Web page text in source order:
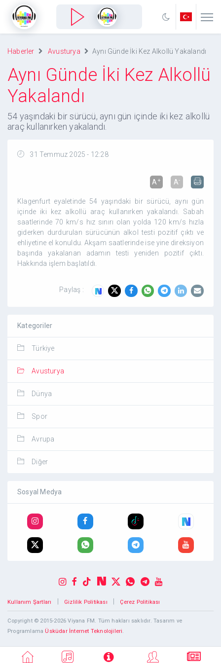
Haberler Avusturya Aynı Günde İki Kez Alkollü Yakalandı
Aynı Günde İki Kez Alkollü
Yakalandı
54 yaşındaki bir sürücü, aynı gün içinde iki kez alkollü
araç kullanırken yakalandı.
31 Temmuz 2025 - 12:28
A+ A-
Klagenfurt eyaletinde 54 yaşındaki bir sürücü, aynı gün
içinde iki kez alkollü araç kullanırken yakalandı. Sabah
saatlerinde 70 km/s hız sınırı olan yolda 120 km/s hızla
giderken durdurulan sürücünün alkol testi pozitif çıktı ve
ehliyetine el konuldu. Akşam saatlerinde ise yine direksiyon
başında yakalanan adamın testi yeniden pozitif çıktı.
Hakkında işlem başlatıldı.
Paylaş :
Kategoriler
Türkiye
Avusturya
Dünya
Spor
Avrupa
Diğer
Sosyal Medya
Kullanım Şartları Gizlilik Politikası Çerez Politikası
Copyright © 2015-2026 Viyana FM. Tüm hakları saklıdır. Tasarım ve
Programlama Üsküdar İnternet Teknolojileri.